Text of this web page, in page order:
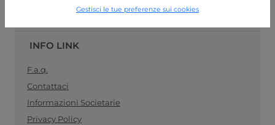
Gestisci le tue preferenze sui cookies
Contattaci su WhatsApp
INFO LINK
F.a.q.
Contattaci
Informazioni Societarie
Privacy Policy